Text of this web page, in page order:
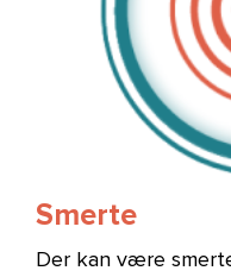
Smerte
Der kan være